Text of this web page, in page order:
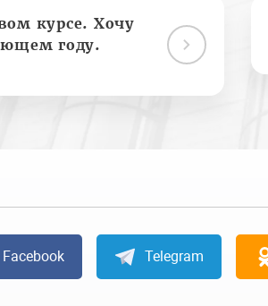
курсе. Хочу
году.
Facebook Telegram